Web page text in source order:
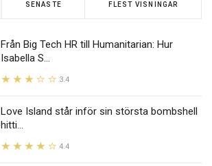
SENASTE FLEST VISNINGAR
Från Big Tech HR till Humanitarian: Hur
Isabella S...
3.4
Love Island står inför sin största bombshell
hitti...
4.4